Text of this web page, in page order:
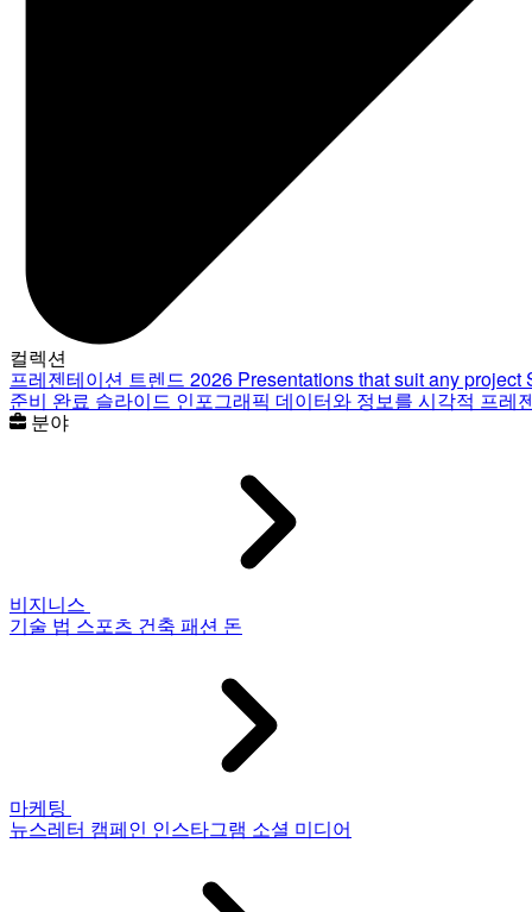
컬렉션
프레젠테이션 트렌드 2026 Presentations that suit any project
준비 완료 슬라이드 인포그래픽 데이터와 정보를 시각적 프레
분야
비지니스
기술 법 스포츠 건축 패션 돈
마케팅
뉴스레터 캠페인 인스타그램 소셜 미디어